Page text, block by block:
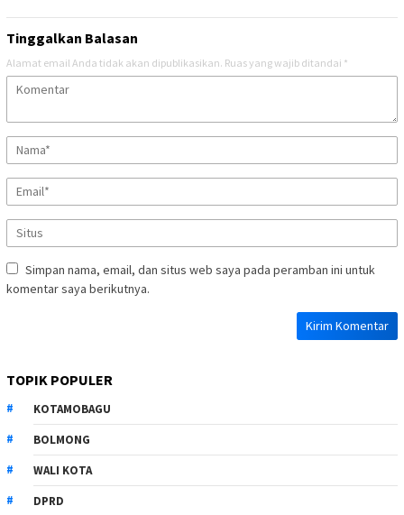
Tinggalkan Balasan
Alamat email Anda tidak akan dipublikasikan. Ruas yang wajib ditandai *
Simpan nama, email, dan situs web saya pada peramban ini untuk
komentar saya berikutnya.
TOPIK POPULER
KOTAMOBAGU
BOLMONG
WALI KOTA
DPRD